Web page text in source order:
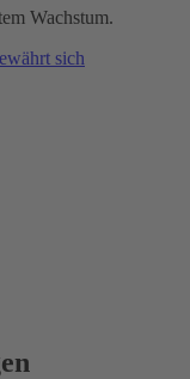
Wachstum.
sich